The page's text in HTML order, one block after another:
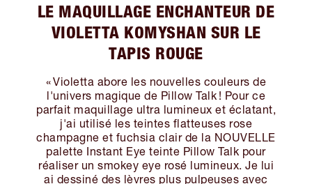
LE MAQUILLAGE ENCHANTEUR DE
VIOLETTA KOMYSHAN SUR LE
TAPIS ROUGE
« Violetta abore les nouvelles couleurs de
l'univers magique de Pillow Talk ! Pour ce
parfait maquillage ultra lumineux et éclatant,
j'ai utilisé les teintes flatteuses rose
champagne et fuchsia clair de la NOUVELLE
palette Instant Eye teinte Pillow Talk pour
réaliser un smokey eye rosé lumineux. Je lui
ai dessiné des lèvres plus pulpeuses avec